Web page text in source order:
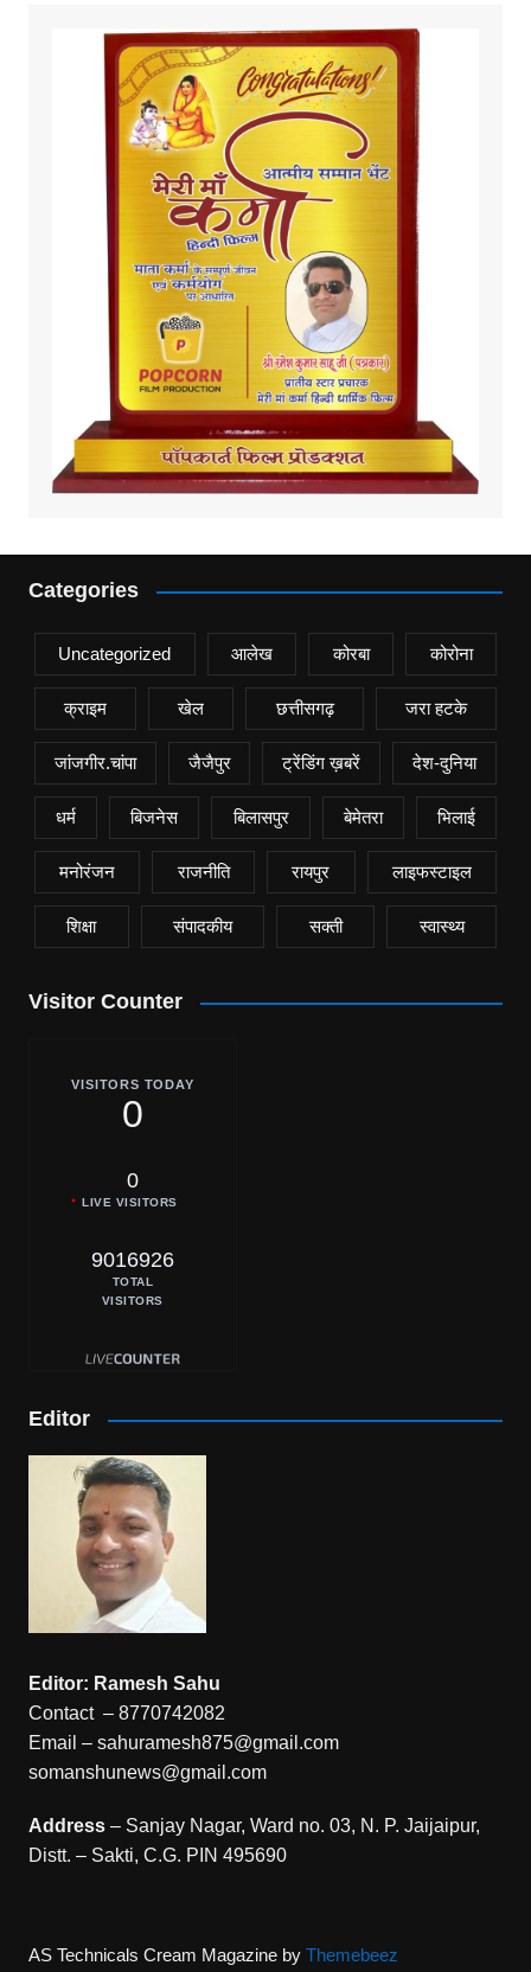
Categories
Uncategorized आलेख कोरबा कोरोना
क्राइम खेल छत्तीसगढ़ जरा हटके
जांजगीर.चांपा जैजैपुर ट्रेंडिंग ख़बरें देश-दुनिया
धर्म बिजनेस बिलासपुर बेमेतरा भिलाई
मनोरंजन राजनीति रायपुर लाइफस्टाइल
शिक्षा संपादकीय सक्ती स्वास्थ्य
Visitor Counter
VISITORS TODAY
0
0
LIVE VISITORS
9016926
TOTAL
VISITORS
Editor
Editor: Ramesh Sahu
Contact – 8770742082
Email – sahuramesh875@gmail.com
somanshunews@gmail.com
Address– Sanjay Nagar, Ward no. 03, N. P. Jaijaipur,
Distt. – Sakti, C.G. PIN 495690
AS Technicals Cream Magazine by Themebeez